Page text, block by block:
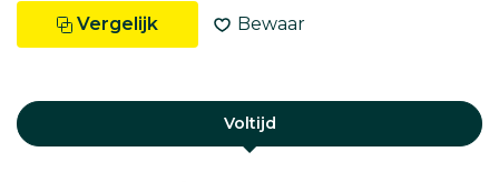
Vergelijk Bewaar
Voltijd